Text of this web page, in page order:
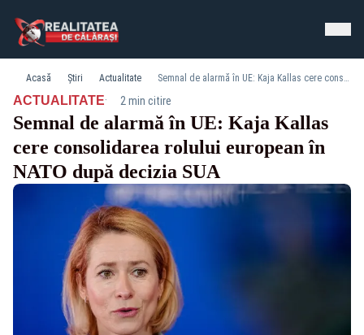
Acasă Știri Actualitate Semnal de alarmă în UE: Kaja Kallas cere consolidarea rolului european în NATO după decizia SUA
ACTUALITATE· 2 min citire
Semnal de alarmă în UE: Kaja Kallas
cere consolidarea rolului european în
NATO după decizia SUA